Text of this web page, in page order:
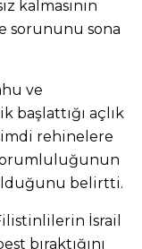
kalmasının
sorununu sona
ve
başlattığı açlık
rehinelere
belirtti.
İsrail
bıraktığını